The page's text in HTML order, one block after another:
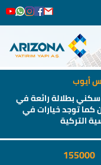
بطلالة رائعة في
توجد خيارات في
التركية
أيوب
155000